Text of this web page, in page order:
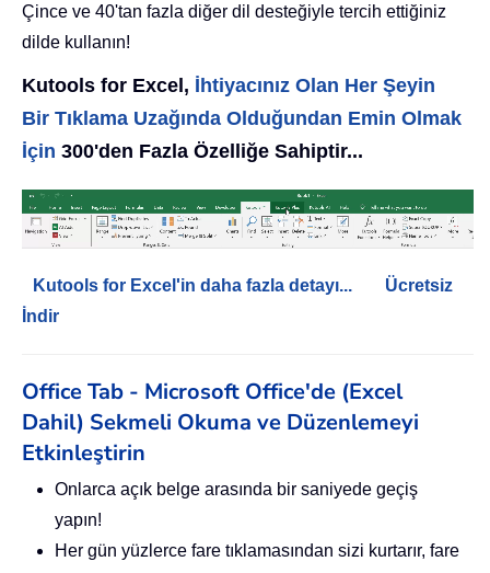
Çince ve 40'tan fazla diğer dil desteğiyle tercih ettiğiniz
dilde kullanın!
Kutools for Excel, İhtiyacınız Olan Her Şeyin
Bir Tıklama Uzağında Olduğundan Emin Olmak
İçin 300'den Fazla Özelliğe Sahiptir...
Kutools for Excel'in daha fazla detayı...
Ücretsiz
İndir
Office Tab - Microsoft Office'de (Excel
Dahil) Sekmeli Okuma ve Düzenlemeyi
Etkinleştirin
Onlarca açık belge arasında bir saniyede geçiş
yapın!
Her gün yüzlerce fare tıklamasından sizi kurtarır, fare